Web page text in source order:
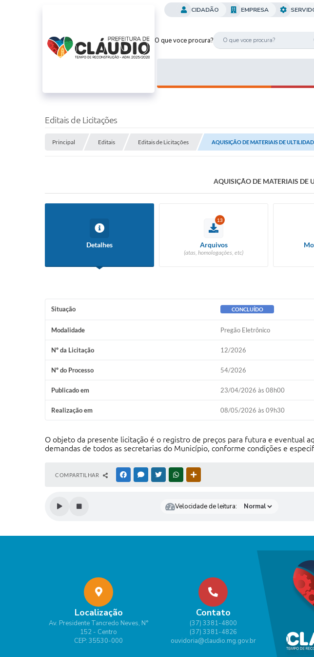
O que voce procura?
CIDADÃO EMPRESA
Editais de Licitações
Principal Editais Editais de Licitações AQUISIÇÃO DE MATERIAIS DE
AQUISIÇÃO DE MATERIAIS DE
Detalhes
13
Arquivos
(atas, homologações, etc)
Situação CONCLUÍDO
Modalidade Pregão Eletrônico
Nº da Licitação 12/2026
Nº do Processo 54/2026
Publicado em 23/04/2026 às 08h00
Realização em 08/05/2026 às 09h30
O objeto da presente licitação é o registro de preços para futura e eventual
demandas de todos as secretarias do Município, conforme condições e
COMPARTILHAR FACEBOOKMESSENGER
TWITTERWHATSAPP
Velocidade de leitura:
Localização
Av. Presidente Tancredo Neves, N°
152 - Centro
CEP: 35530-000
Contato
(37) 3381-4800
(37) 3381-4826
ouvidoria@claudio.mg.gov.br